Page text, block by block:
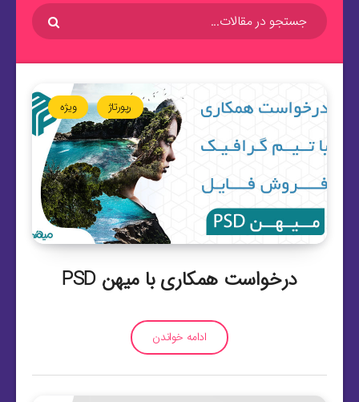
رپورتاژ ویژه
درخواست همکاری با میهن PSD
ادامه خواندن